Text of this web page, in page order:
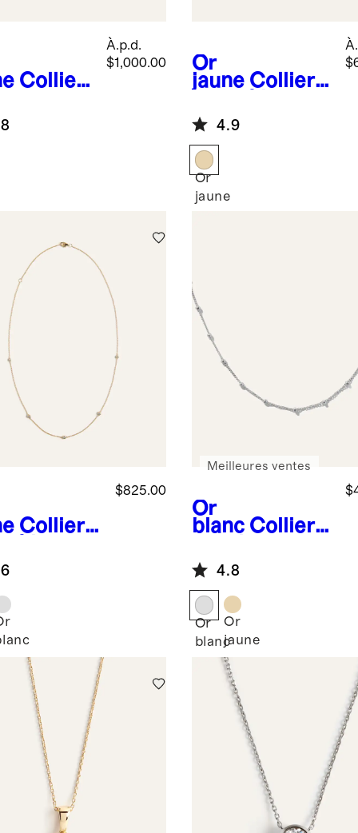
Collier
à
À.p.d.
$1,000.00
Or
jaune Collier
à chaîne
trombone
4.9
Or
jaune
Collier
sertis
$825.00
Or
blanc Collier
or 14 carats à
perles
Meilleures ventes
4.8
Or
blanc
Or
jaune